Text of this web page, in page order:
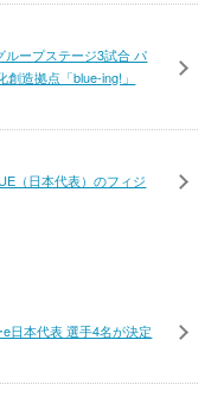
ープステージ3試合 パ
造拠点「blue-ing!」
（日本代表）のフィジ
日本代表 選手4名が決定